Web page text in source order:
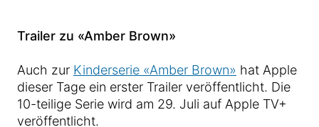
Trailer zu «Amber Brown»
Auch zur Kinderserie «Amber Brown» hat Apple
dieser Tage ein erster Trailer veröffentlicht. Die
10-teilige Serie wird am 29. Juli auf Apple TV+
veröffentlicht.